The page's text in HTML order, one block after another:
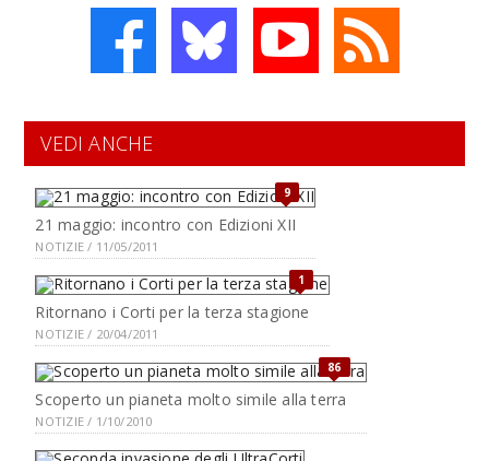
VEDI ANCHE
9
21 maggio: incontro con Edizioni XII
NOTIZIE / 11/05/2011
1
Ritornano i Corti per la terza stagione
NOTIZIE / 20/04/2011
86
Scoperto un pianeta molto simile alla terra
NOTIZIE / 1/10/2010